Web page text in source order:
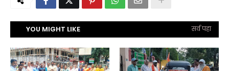
YOU MIGHT LIKE सर्व पहा